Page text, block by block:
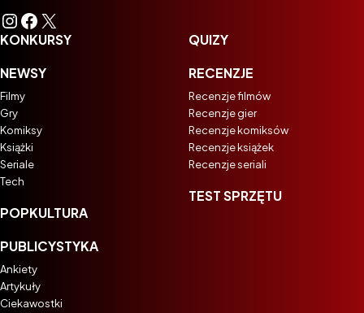
Instagram
Facebook
X
KONKURSY
NEWSY
Filmy
Gry
Komiksy
Książki
Seriale
Tech
POPKULTURA
PUBLICYSTYKA
Ankiety
Artykuły
Ciekawostki
QUIZY
RECENZJE
Recenzje filmów
Recenzje gier
Recenzje komiksów
Recenzje książek
Recenzje seriali
TEST SPRZĘTU